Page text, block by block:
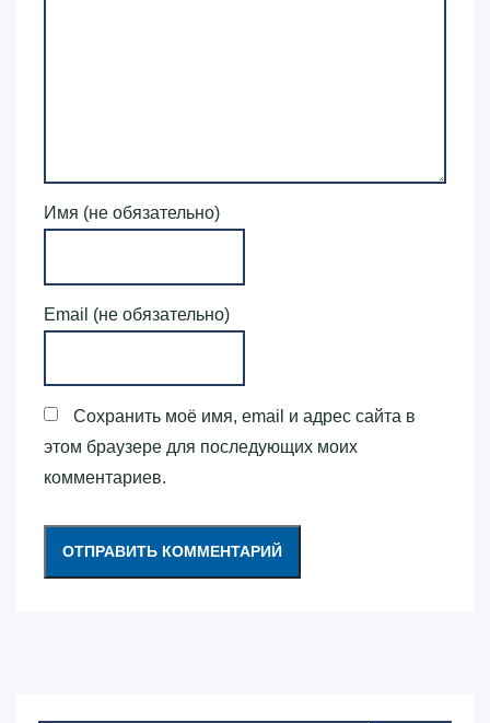
Имя (не обязательно)
Email (не обязательно)
Сохранить моё имя, email и адрес сайта в
этом браузере для последующих моих
комментариев.